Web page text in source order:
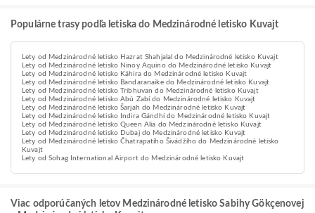
Populárne trasy podľa letiska do Medzinárodné letisko Kuvajt
Lety od Medzinárodné letisko Hazrat Shahjalal do Medzinárodné letisko Kuvajt
Lety od Medzinárodné letisko Ninoy Aquino do Medzinárodné letisko Kuvajt
Lety od Medzinárodné letisko Káhira do Medzinárodné letisko Kuvajt
Lety od Medzinárodné letisko Bandaranaike do Medzinárodné letisko Kuvajt
Lety od Medzinárodné letisko Tribhuvan do Medzinárodné letisko Kuvajt
Lety od Medzinárodné letisko Abú Zabí do Medzinárodné letisko Kuvajt
Lety od Medzinárodné letisko Šarjah do Medzinárodné letisko Kuvajt
Lety od Medzinárodné letisko Indira Gándhí do Medzinárodné letisko Kuvajt
Lety od Medzinárodné letisko Queen Alia do Medzinárodné letisko Kuvajt
Lety od Medzinárodné letisko Dubaj do Medzinárodné letisko Kuvajt
Lety od Medzinárodné letisko Čhatrapatího Šivádžího do Medzinárodné letisko
Kuvajt
Lety od Sohag International Airport do Medzinárodné letisko Kuvajt
Viac odporúčaných letov Medzinárodné letisko Sabihy Gökçenovej